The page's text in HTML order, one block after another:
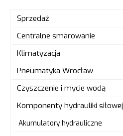
Sprzedaż
Centralne smarowanie
Klimatyzacja
Pneumatyka Wrocław
Czyszczenie i mycie wodą
Komponenty hydrauliki siłowej
Akumulatory hydrauliczne